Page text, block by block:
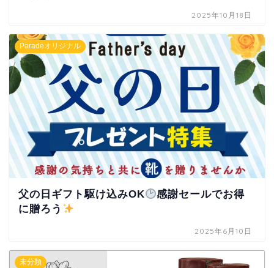
2025年10月18日
Paradeオリジナル
父の日ギフト駆け込みOK
感謝セールでお得
に贈ろう
2025年6月10日
未分類